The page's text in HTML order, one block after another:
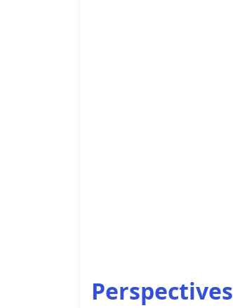
Perspectives